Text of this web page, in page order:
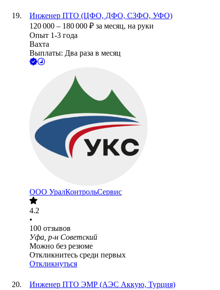
Инженер ПТО (ЦФО, ДФО, СЗФО, УФО)
120 000 – 180 000 ₽ за месяц, на руки
Опыт 1-3 года
Вахта
Выплаты: Два раза в месяц
ООО УралКонтрольСервис
4.2
•
100 отзывов
Уфа, р-н Советский
Можно без резюме
Откликнитесь среди первых
Откликнуться
Инженер ПТО ЭМР (АЭС Аккую, Турция)